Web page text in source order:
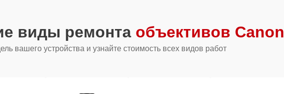
виды ремонта объективов Canon
вашего устройства и узнайте стоимость всех видов работ